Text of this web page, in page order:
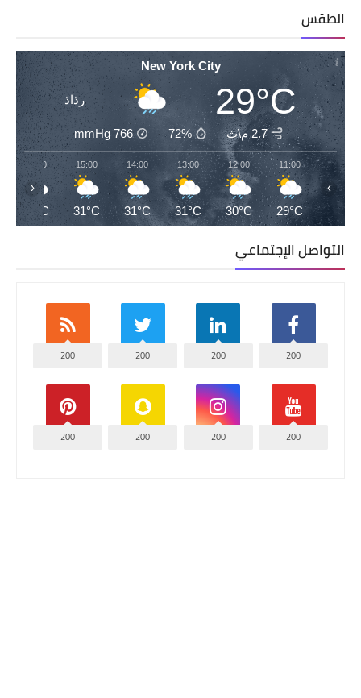
الطقس
New York City
29°C رذاذ
2.7 م\ث 72%
766
mmHg
11:00
29°C
12:00
30°C
13:00
31°C
14:00
31°C
15:00
31°C
16:00
32°C
‹ ›
التواصل الإجتماعي
200
200
200
200
200
200
200
200